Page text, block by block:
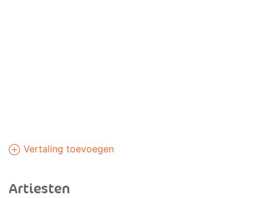
Vertaling toevoegen
Artiesten